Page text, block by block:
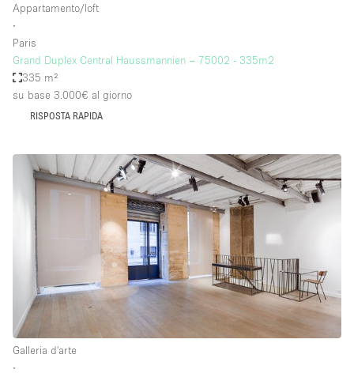
Appartamento/loft
∙
Paris
Grand Duplex Central Haussmannien – 75002 - 335m2
335 m²
su base 3.000€ al giorno
RISPOSTA RAPIDA
Galleria d'arte
∙